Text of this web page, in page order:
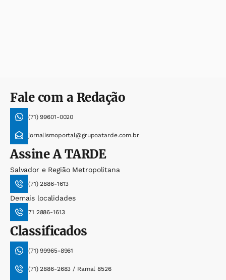
Fale com a Redação
(71) 99601-0020
jornalismoportal@grupoatarde.com.br
AssineA TARDE
Salvador e Região Metropolitana
(71) 2886-1613
Demais localidades
71 2886-1613
Classificados
(71) 99965-8961
(71) 2886-2683 / Ramal 8526